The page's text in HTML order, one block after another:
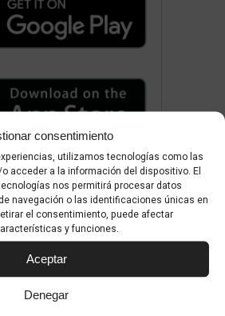
consentimiento
utilizamos tecnologías como las
acceder a la información del dispositivo. El
nos permitirá procesar datos
navegación o las identificaciones únicas en
el consentimiento, puede afectar
y funciones.
Aceptar
Denegar